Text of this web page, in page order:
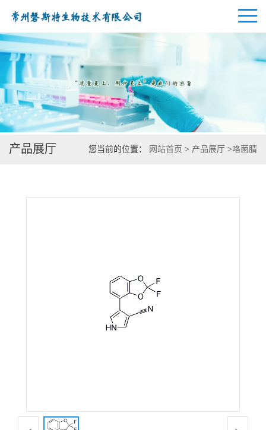
公司首页
公司介绍
公司动态
产品展厅 您当前的位置： 网站首页 > 产品展厅 >咯菌腈